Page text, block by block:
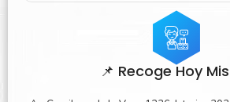
📌 Recoge Hoy